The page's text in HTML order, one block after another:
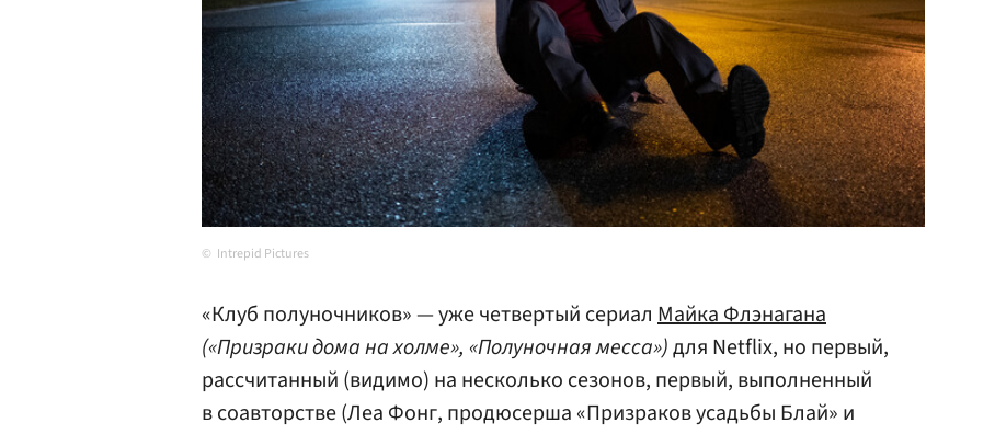
Intrepid Pictures
«Клуб полуночников» — уже четвертый сериал Майка Флэнагана
(«Призраки дома на холме», «Полуночная месса»)для Netflix, но первый,
рассчитанный (видимо) на несколько сезонов, первый, выполненный
в соавторстве (Леа Фонг, продюсерша «Призраков усадьбы Блай» и